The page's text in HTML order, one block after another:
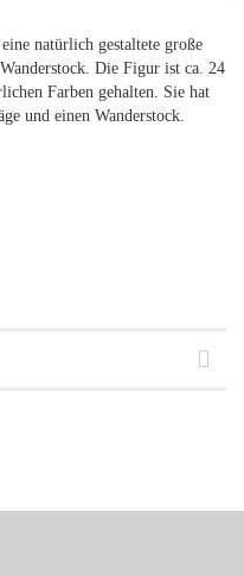
natürlich gestaltete große
Die Figur ist ca. 24
Farben gehalten. Sie hat
und einen Wanderstock.